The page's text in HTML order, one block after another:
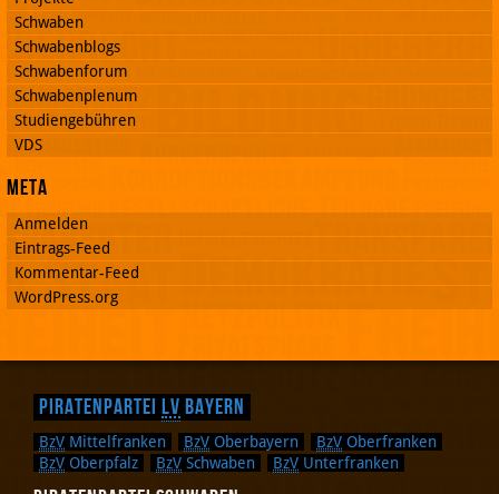
Schwaben
Schwabenblogs
Schwabenforum
Schwabenplenum
Studiengebühren
VDS
Meta
Anmelden
Eintrags-Feed
Kommentar-Feed
WordPress.org
Piratenpartei LV Bayern
BzV Mittelfranken BzV Oberbayern BzV Oberfranken
BzV Oberpfalz BzV Schwaben BzV Unterfranken